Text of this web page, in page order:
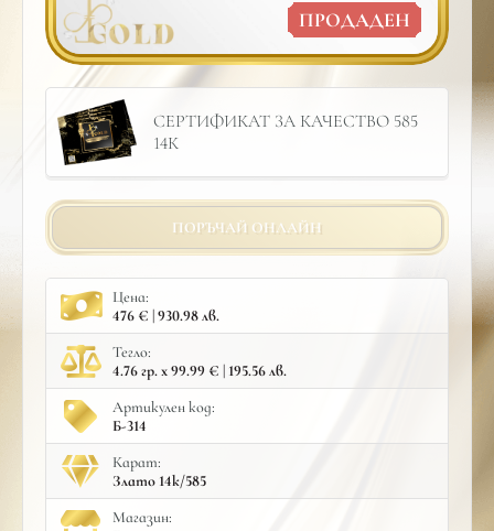
ПРОДАДЕН
СЕРТИФИКАТ ЗА КАЧЕСТВО 585
14К
ПОРЪЧАЙ ОНЛАЙН
Цена:
476 € | 930.98 лв.
Тегло:
4.76 гр. x 99.99 € | 195.56 лв.
Артикулен код:
Б-314
Карат:
Злато 14к/585
Mагазин: